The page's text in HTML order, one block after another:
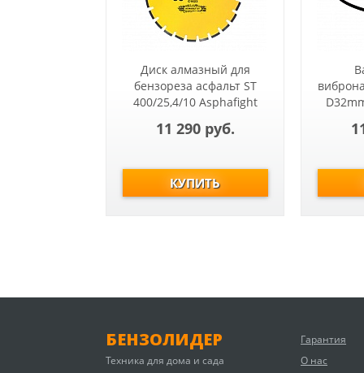
Диск алмазный для
бензореза асфальт ST
400/25,4/10 Asphafight
для защит.корп)
11 290 руб.
БЕНЗОЛИДЕР
Техника для дома и сада
Гарантия
О нас